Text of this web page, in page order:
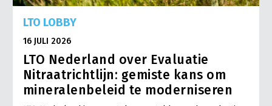
LTO LOBBY
16 JULI 2026
LTO Nederland over Evaluatie
Nitraatrichtlijn: gemiste kans om
mineralenbeleid te moderniseren